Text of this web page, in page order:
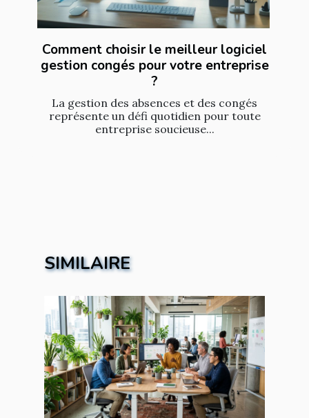
Comment choisir le meilleur logiciel
gestion congés pour votre entreprise
?
La gestion des absences et des congés
représente un défi quotidien pour toute
entreprise soucieuse...
SIMILAIRE